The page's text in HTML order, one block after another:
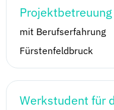
mit Berufserfahrung
Fürstenfeldbruck
Werkstudent für